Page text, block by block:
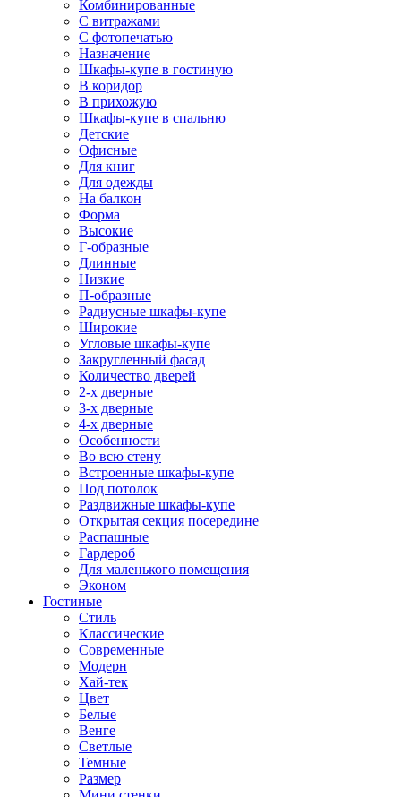
Комбинированные
С витражами
С фотопечатью
Назначение
Шкафы-купе в гостиную
В коридор
В прихожую
Шкафы-купе в спальню
Детские
Офисные
Для книг
Для одежды
На балкон
Форма
Высокие
Г-образные
Длинные
Низкие
П-образные
Радиусные шкафы-купе
Широкие
Угловые шкафы-купе
Закругленный фасад
Количество дверей
2-х дверные
3-х дверные
4-х дверные
Особенности
Во всю стену
Встроенные шкафы-купе
Под потолок
Раздвижные шкафы-купе
Открытая секция посередине
Распашные
Гардероб
Для маленького помещения
Эконом
Гостиные
Стиль
Классические
Современные
Модерн
Хай-тек
Цвет
Белые
Венге
Светлые
Темные
Размер